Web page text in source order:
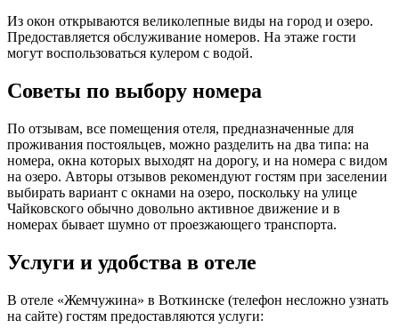
Из окон открываются великолепные виды на город и озеро.
Предоставляется обслуживание номеров. На этаже гости
могут воспользоваться кулером с водой.
Советы по выбору номера
По отзывам, все помещения отеля, предназначенные для
проживания постояльцев, можно разделить на два типа: на
номера, окна которых выходят на дорогу, и на номера с видом
на озеро. Авторы отзывов рекомендуют гостям при заселении
выбирать вариант с окнами на озеро, поскольку на улице
Чайковского обычно довольно активное движение и в
номерах бывает шумно от проезжающего транспорта.
Услуги и удобства в отеле
В отеле «Жемчужина» в Воткинске (телефон несложно узнать
на сайте) гостям предоставляются услуги: